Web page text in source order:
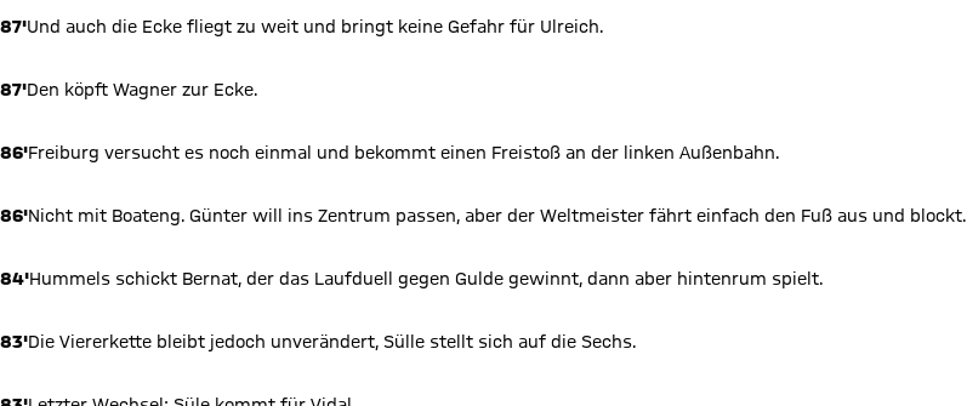
87'Und auch die Ecke fliegt zu weit und bringt keine Gefahr für Ulreich.
87'Den köpft Wagner zur Ecke.
86'Freiburg versucht es noch einmal und bekommt einen Freistoß an der linken Außenbahn.
86'Nicht mit Boateng. Günter will ins Zentrum passen, aber der Weltmeister fährt einfach den Fuß aus und blockt.
84'Hummels schickt Bernat, der das Laufduell gegen Gulde gewinnt, dann aber hintenrum spielt.
83'Die Viererkette bleibt jedoch unverändert, Sülle stellt sich auf die Sechs.